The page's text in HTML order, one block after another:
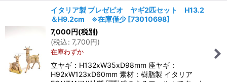
イタリア製 プレゼピオ ヤギ2匹セット H13.2
＆H9.2cm ※在庫僅少 [73010698]
7,000円(税別)
(税込: 7,700円)
在庫わずか
立ヤギ：H132xW35xD98mm 座ヤギ：
H92xW123xD60mm 素材：樹脂製 イタリア